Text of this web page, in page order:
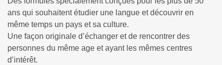
ans qui souhaitent étudier une langue et découvrir en
même temps un pays et sa culture.
Une façon originale d’échanger et de rencontrer des
personnes du même age et ayant les mêmes centres
d’intérêt.